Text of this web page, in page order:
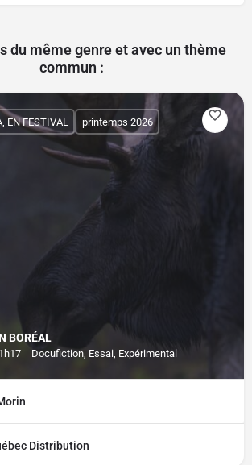
du même genre et avec un thème
commun :
BORÉAL
Docufiction, Essai, Expérimental
EN FESTIVAL printemps 2026
Distribution